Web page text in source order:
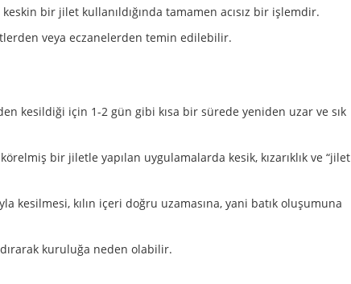
bir jilet kullanıldığında tamamen acısız bir işlemdir.
veya eczanelerden temin edilebilir.
kesildiği için 1-2 gün gibi kısa bir sürede yeniden uzar ve sık
bir jiletle yapılan uygulamalarda kesik, kızarıklık ve “jilet
kesilmesi, kılın içeri doğru uzamasına, yani batık oluşumuna
kuruluğa neden olabilir.